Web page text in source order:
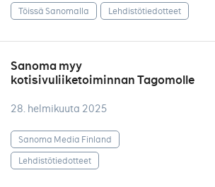
Töissä Sanomalla
Lehdistötiedotteet
Sanoma myy
kotisivuliiketoiminnan Tagomolle
28. helmikuuta 2025
Sanoma Media Finland
Lehdistötiedotteet